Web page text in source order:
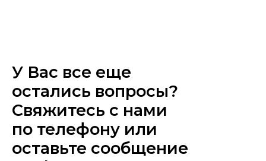
У Вас все еще
остались вопросы?
Свяжитесь с нами
по телефону или
оставьте сообщение